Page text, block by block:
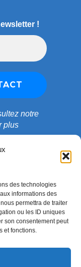
des technologies
informations des
permettra de traiter
ou les ID uniques
son consentement peut
et fonctions.
!
notre
plus
Tous droits